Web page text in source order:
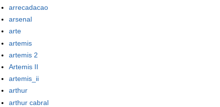
arrecadacao
arsenal
arte
artemis
artemis 2
Artemis II
artemis_ii
arthur
arthur cabral